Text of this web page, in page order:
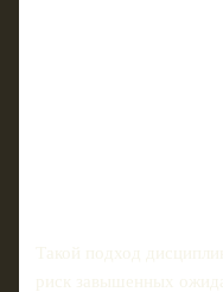
Такой подход
риск завышенных